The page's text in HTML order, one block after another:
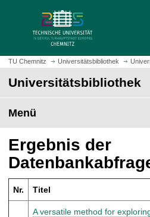
z
m
t
e
i
t
u
f
u
f
TU Chemnitz Universitätsbibliothek
Universitätsbibliothek
Menü
Ergebnis der
Nr. Titel
A versatile method for